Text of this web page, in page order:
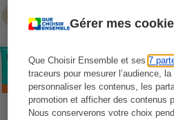
Gérer mes
Que Choisir Ensemble et ses7
traceurs pour mesurer l’audience,
personnaliser les contenus, les
promotion et afficher des contenus
Nous conserverons votre choix
Crèmes solaires